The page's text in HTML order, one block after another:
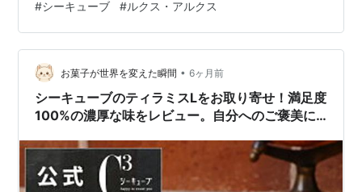
り派の皆さんは一体どうしているんでしょう？ 購入派に
振り切った私 それはさておき、私は購入派となりまし
た。買いに行くと思うとウキウキ。なぜなら、百貨店の
催事場ではどこもチョコレート祭り…（うっとり）。パ
パにあげるどうのより自分の好みのチョコに出会…
#シーキューブ #ルクス・アルクス
お菓子が世界を変えた瞬間 • 6ヶ月前
シーキューブのティラミスLをお取り寄せ！満足度
100%の濃厚な味をレビュー。自分へのご褒美に